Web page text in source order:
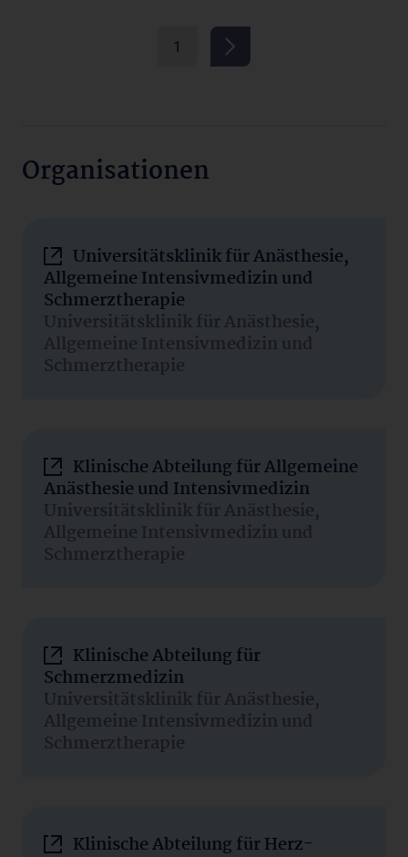
1
Organisationen
Universitätsklinik für Anästhesie,
Allgemeine Intensivmedizin und
Schmerztherapie
Universitätsklinik für Anästhesie,
Allgemeine Intensivmedizin und
Schmerztherapie
Klinische Abteilung für Allgemeine
Anästhesie und Intensivmedizin
Universitätsklinik für Anästhesie,
Allgemeine Intensivmedizin und
Schmerztherapie
Klinische Abteilung für
Schmerzmedizin
Universitätsklinik für Anästhesie,
Allgemeine Intensivmedizin und
Schmerztherapie
Klinische Abteilung für Herz-